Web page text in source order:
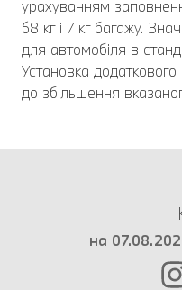
урахуванням
68 кг і 7 кг багажу.
для автомобіля в
Установка
до збільшення
на